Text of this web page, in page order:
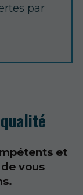
par
et
vous